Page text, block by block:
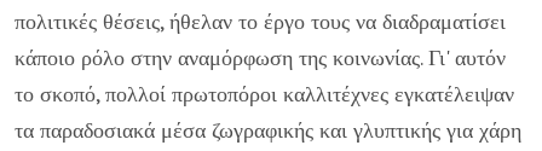
πολιτικές θέσεις, ήθελαν το έργο τους να διαδραματίσει
κάποιο ρόλο στην αναμόρφωση της κοινωνίας. Γι' αυτόν
το σκοπό, πολλοί πρωτοπόροι καλλιτέχνες εγκατέλειψαν
τα παραδοσιακά μέσα ζωγραφικής και γλυπτικής για χάρη